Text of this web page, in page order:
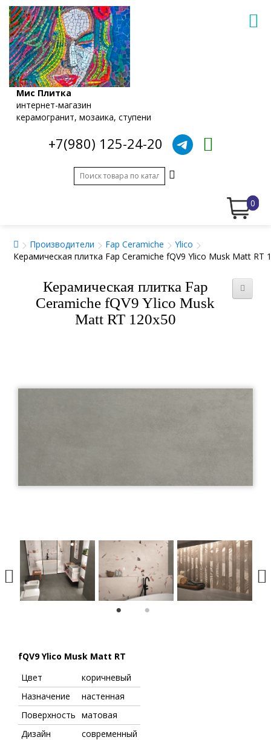
Мис Плитка
интернет-магазин
керамогранит, мозаика, ступени
+7(980) 125-24-20
0
Производители Fap Ceramiche
Ylico
Керамическая плитка Fap Ceramiche fQV9 Ylico Musk Matt RT
Керамическая плитка Fap
Ceramiche fQV9 Ylico Musk
Matt RT 120x50
fQV9 Ylico Musk Matt RT
Цвет
коричневый
Назначение
настенная
Поверхность матовая
Дизайн
современный